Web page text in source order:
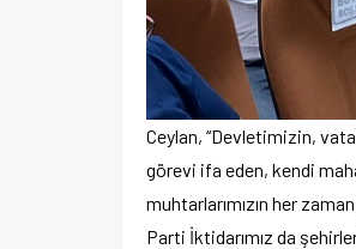
Ceylan, “Devletimizin,
görevi ifa eden, kendi
muhtarlarımızın her
Parti İktidarımız da